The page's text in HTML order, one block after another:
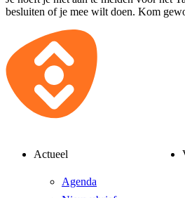
besluiten of je mee wilt doen. Kom
Actueel
Agenda